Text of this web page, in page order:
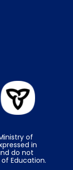
of
in
do not
Education.